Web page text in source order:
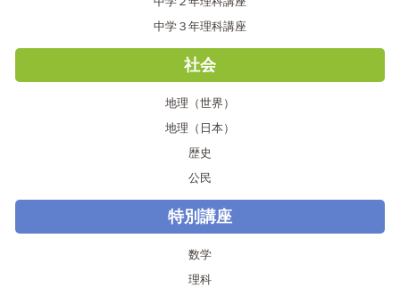
中学３年理科講座
社会
地理（世界）
地理（日本）
歴史
公民
特別講座
数学
理科